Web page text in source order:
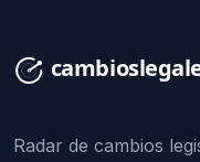
Radar de cambios